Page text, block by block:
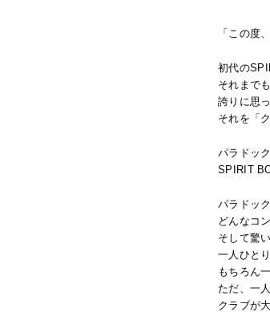
「この度
初代の
それまで
誇りに思
それを「
パラドッ
SPIRIT
パラドッ
どんなコ
そして驚
一人ひと
もちろん
ただ、一
クラブが